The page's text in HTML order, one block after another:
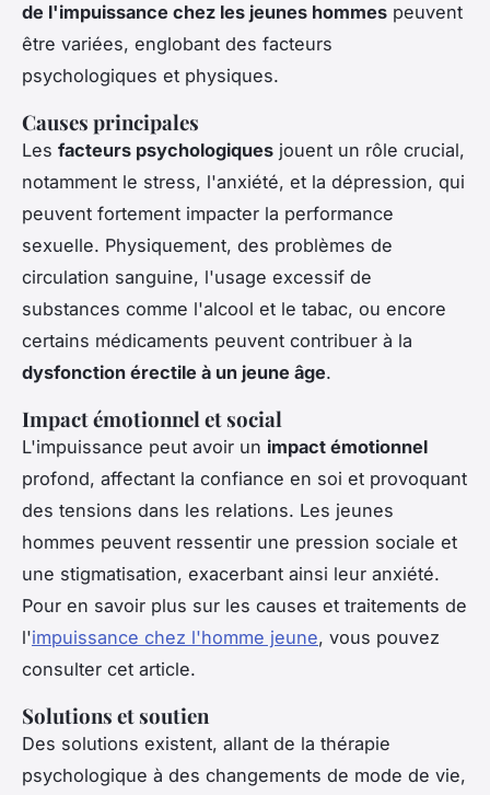
de l'impuissance chez les jeunes hommes peuvent
être variées, englobant des facteurs
psychologiques et physiques.
Causes principales
Les facteurs psychologiques jouent un rôle crucial,
notamment le stress, l'anxiété, et la dépression, qui
peuvent fortement impacter la performance
sexuelle. Physiquement, des problèmes de
circulation sanguine, l'usage excessif de
substances comme l'alcool et le tabac, ou encore
certains médicaments peuvent contribuer à la
dysfonction érectile à un jeune âge.
Impact émotionnel et social
L'impuissance peut avoir un impact émotionnel
profond, affectant la confiance en soi et provoquant
des tensions dans les relations. Les jeunes
hommes peuvent ressentir une pression sociale et
une stigmatisation, exacerbant ainsi leur anxiété.
Pour en savoir plus sur les causes et traitements de
l'impuissance chez l'homme jeune, vous pouvez
consulter cet article.
Solutions et soutien
Des solutions existent, allant de la thérapie
psychologique à des changements de mode de vie,